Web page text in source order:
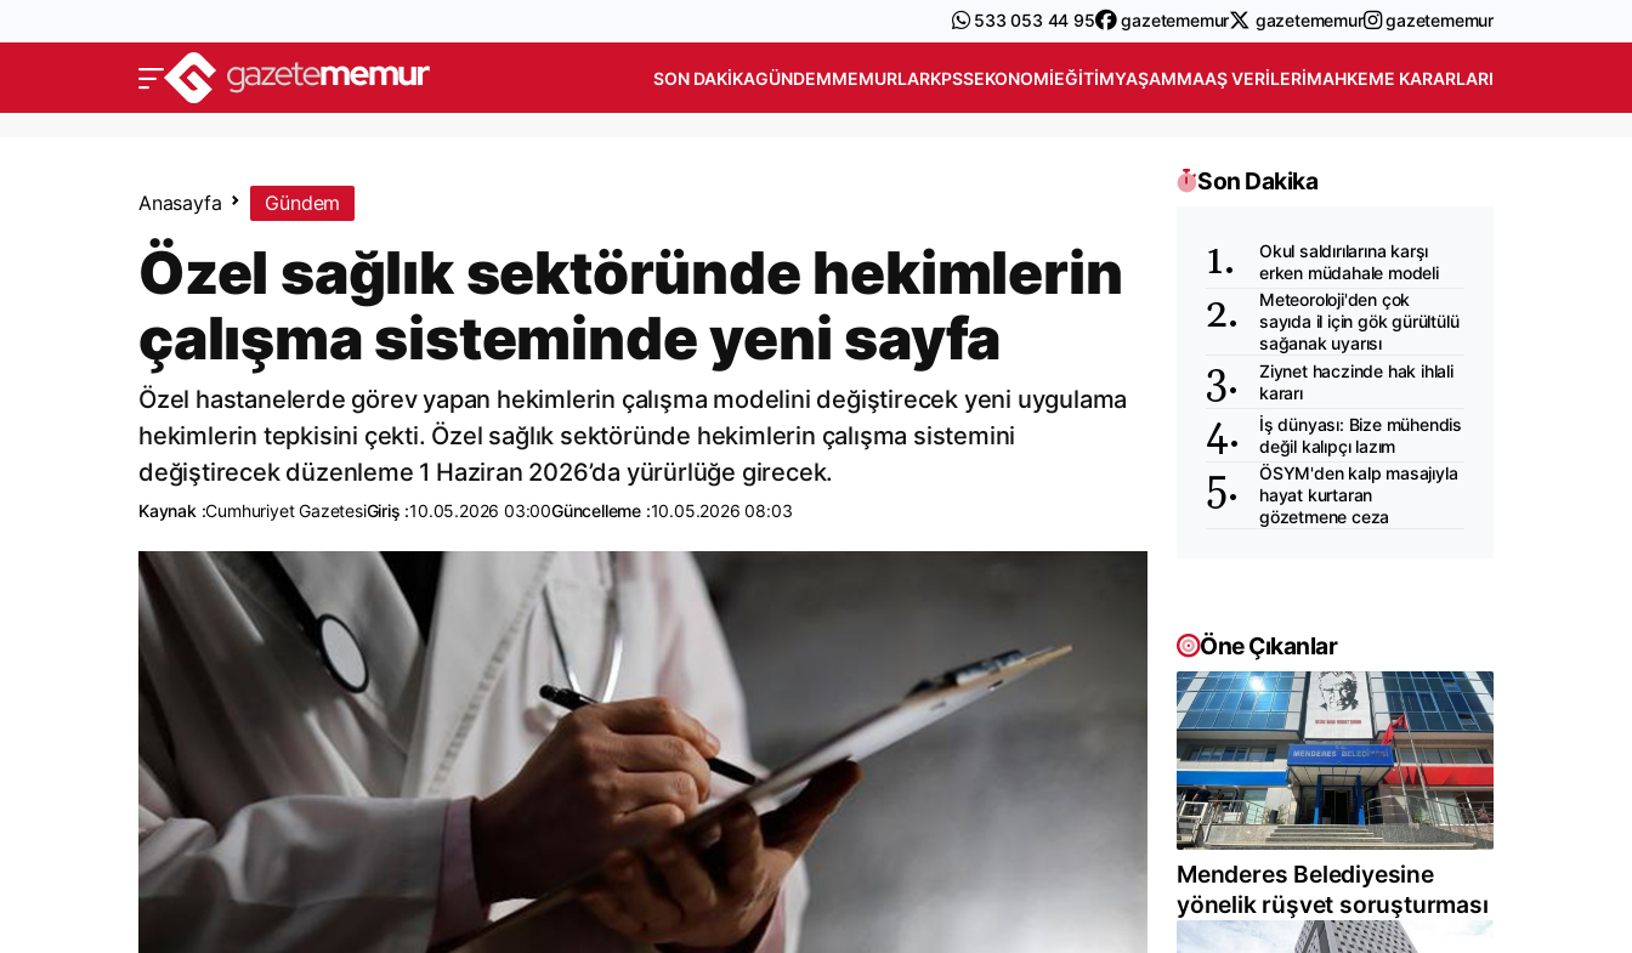
533 053 44 95 gazetememur gazetememur gazetememur
SON DAKIKAGÜNDEMMEMURLARKPSSEKONOMIEĞITIMYAŞAMMAAŞ VERILERIMAHKEME KARARLARI
Anasayfa Gündem
Özel sağlık sektöründe hekimlerin
çalışma sisteminde yeni sayfa
Özel hastanelerde görev yapan hekimlerin çalışma modelini değiştirecek yeni uygulama
hekimlerin tepkisini çekti. Özel sağlık sektöründe hekimlerin çalışma sistemini
değiştirecek düzenleme 1 Haziran 2026’da yürürlüğe girecek.
Kaynak :Cumhuriyet GazetesiGiriş :10.05.2026 03:00Güncelleme :10.05.2026 08:03
Son Dakika
Okul saldırılarına karşı
erken müdahale modeli
Meteoroloji'den çok
sayıda il için gök gürültülü
sağanak uyarısı
Ziynet haczinde hak ihlali
kararı
İş dünyası: Bize mühendis
değil kalıpçı lazım
ÖSYM'den kalp masajıyla
hayat kurtaran
gözetmene ceza
Öne Çıkanlar
Menderes Belediyesine
yönelik rüşvet soruşturması